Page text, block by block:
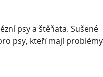
psy a štěňata. Sušené
psy, kteří mají problémy